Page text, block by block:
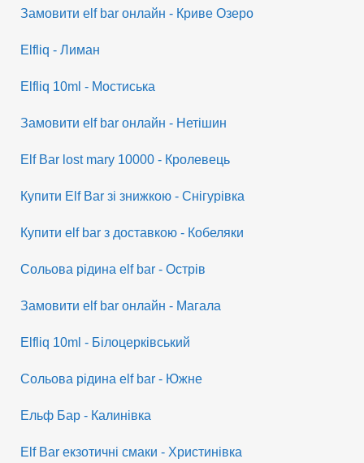
Замовити elf bar онлайн - Криве Озеро
Elfliq - Лиман
Elfliq 10ml - Мостиська
Замовити elf bar онлайн - Нетішин
Elf Bar lost mary 10000 - Кролевець
Купити Elf Bar зі знижкою - Снігурівка
Купити elf bar з доставкою - Кобеляки
Сольова рідина elf bar - Острів
Замовити elf bar онлайн - Магала
Elfliq 10ml - Білоцерківський
Сольова рідина elf bar - Южне
Ельф Бар - Калинівка
Elf Bar екзотичні смаки - Христинівка